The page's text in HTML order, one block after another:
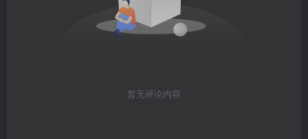
暂无评论内容